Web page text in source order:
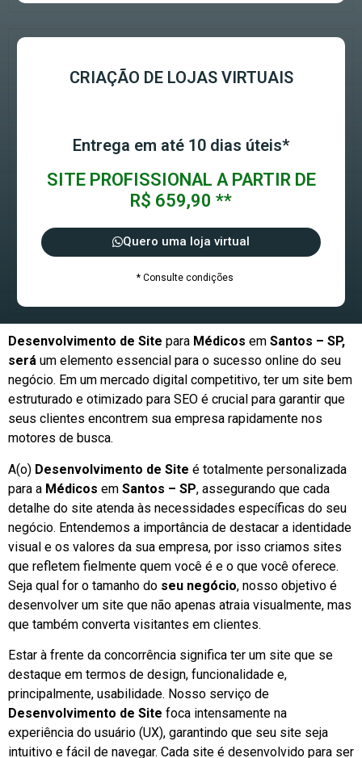
CRIAÇÃO DE LOJAS VIRTUAIS
Entrega em até 10 dias úteis*
SITE PROFISSIONAL A PARTIR DE
R$ 659,90 **
Quero uma loja virtual
* Consulte condições
Desenvolvimento de Site para Médicos em Santos – SP,
será um elemento essencial para o sucesso online do seu
negócio. Em um mercado digital competitivo, ter um site bem
estruturado e otimizado para SEO é crucial para garantir que
seus clientes encontrem sua empresa rapidamente nos
motores de busca.
A(o) Desenvolvimento de Site é totalmente personalizada
para a Médicos em Santos – SP, assegurando que cada
detalhe do site atenda às necessidades específicas do seu
negócio. Entendemos a importância de destacar a identidade
visual e os valores da sua empresa, por isso criamos sites
que refletem fielmente quem você é e o que você oferece.
Seja qual for o tamanho do seu negócio, nosso objetivo é
desenvolver um site que não apenas atraia visualmente, mas
que também converta visitantes em clientes.
Estar à frente da concorrência significa ter um site que se
destaque em termos de design, funcionalidade e,
principalmente, usabilidade. Nosso serviço de
Desenvolvimento de Site foca intensamente na
experiência do usuário (UX), garantindo que seu site seja
intuitivo e fácil de navegar. Cada site é desenvolvido para ser